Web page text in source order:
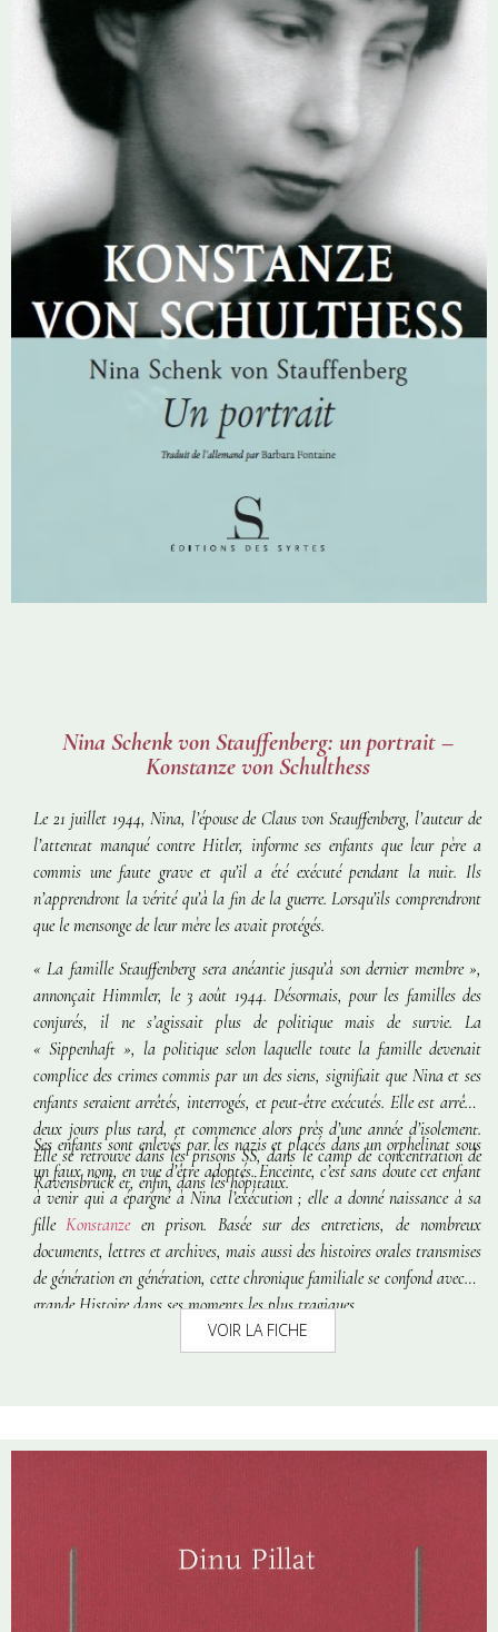
Nina Schenk von Stauffenberg: un portrait –
Konstanze von Schulthess
Le 21 juillet 1944, Nina, l’épouse de Claus von Stauffenberg, l’auteur de
l’attentat manqué contre Hitler, informe ses enfants que leur père a
commis une faute grave et qu’il a été exécuté pendant la nuit. Ils
n’apprendront la vérité qu’à la fin de la guerre. Lorsqu’ils comprendront
que le mensonge de leur mère les avait protégés.
« La famille Stauffenberg sera anéantie jusqu’à son dernier membre »,
annonçait Himmler, le 3 août 1944. Désormais, pour les familles des
conjurés, il ne s’agissait plus de politique mais de survie. La
« Sippenhaft », la politique selon laquelle toute la famille devenait
complice des crimes commis par un des siens, signifiait que Nina et ses
enfants seraient arrêtés, interrogés, et peut-être exécutés. Elle est arrêtée
deux jours plus tard, et commence alors près d’une année d’isolement.
Elle se retrouve dans les prisons SS, dans le camp de concentration de
Ravensbrück et, enfin, dans les hôpitaux.
Ses enfants sont enlevés par les nazis et placés dans un orphelinat sous
un faux nom, en vue d’être adoptés. Enceinte, c’est sans doute cet enfant
à venir qui a épargné à Nina l’exécution ; elle a donné naissance à sa
fille Konstanzeen prison. Basée sur des entretiens, de nombreux
documents, lettres et archives, mais aussi des histoires orales transmises
de génération en génération, cette chronique familiale se confond avec la
grande Histoire dans ses moments les plus tragiques.
VOIR LA FICHE